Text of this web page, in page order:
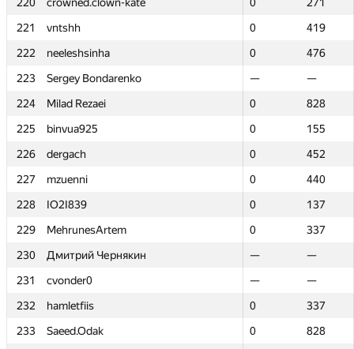
221
vntshh 0
419
222
neeleshsinha 0
476
223
Sergey Bondarenko —
—
224
Milad Rezaei 0
828
225
binvua925 0
155
226
dergach 0
452
227
mzuenni 0
440
228
IO2I839 0
137
229
MehrunesArtem 0
337
230
Дмитрий Чернякин —
—
231
cvonder0 —
—
232
hamletfiis 0
337
233
Saeed.Odak 0
828
221
vntshh 0
419
222
neeleshsinha 0
476
223
Sergey Bondarenko —
—
224
Milad Rezaei 0
828
225
binvua925 0
155
226
dergach 0
452
227
mzuenni 0
440
228
IO2I839 0
137
229
MehrunesArtem 0
337
230
Дмитрий Чернякин —
—
231
cvonder0 —
—
232
hamletfiis 0
337
233
Saeed.Odak 0
828